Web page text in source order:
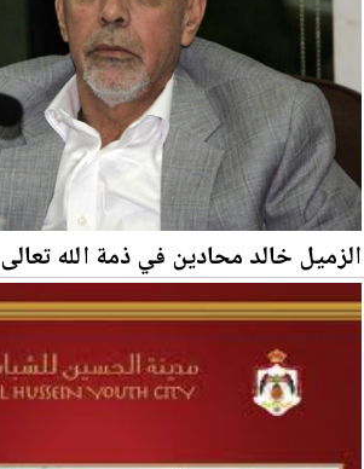
الزميل خالد محادين في ذمة الله تعالى